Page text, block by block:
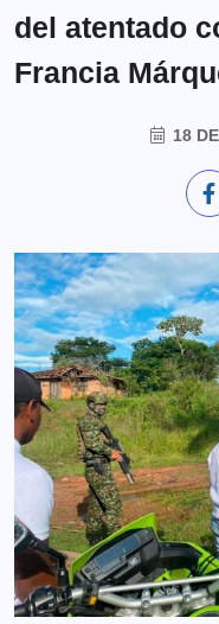
del atentado
Francia
18